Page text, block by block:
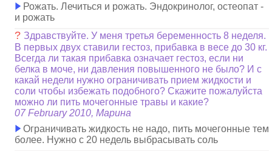
Рожать. Лечиться и рожать. Эндокринолог, остеопат -
и рожать
? Здравствуйте. У меня третья беременность 8 неделя.
В первых двух ставили гестоз, прибавка в весе до 30 кг.
Всегда ли такая прибавка означает гестоз, если ни
белка в моче, ни давления повышенного не было? И с
какай недели нужно ограничивать прием жидкости и
соли чтобы избежать подобного? Скажите пожалуйста
можно ли пить мочегонные травы и какие?
07 February 2010, Марина
Ограничивать жидкость не надо, пить мочегонные тем
более. Нужно с 20 недель выбрасывать соль